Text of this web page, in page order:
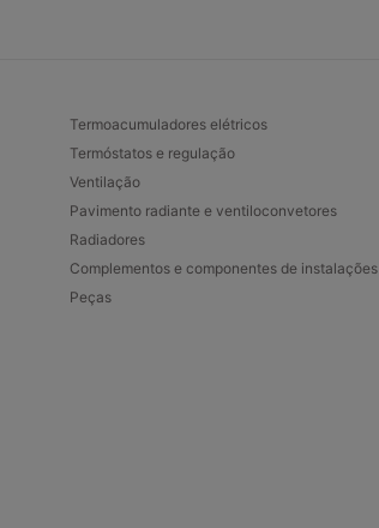
Termoacumuladores elétricos
Termóstatos e regulação
Ventilação
Pavimento radiante e ventiloconvetores
Radiadores
Complementos e componentes de instalações
Peças